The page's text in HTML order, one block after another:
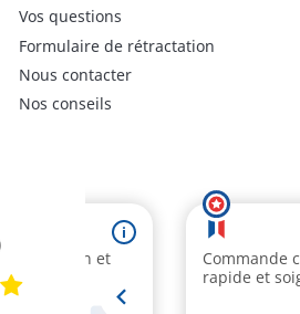
Vos questions
Formulaire de rétractation
Nous contacter
Nos conseils